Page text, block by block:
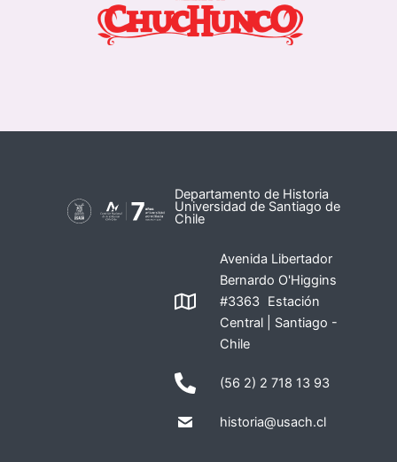
Departamento de Historia
Universidad de Santiago de
Chile
Avenida Libertador
Bernardo O'Higgins
#3363 Estación
Central | Santiago -
Chile
(56 2) 2 718 13 93
historia@usach.cl